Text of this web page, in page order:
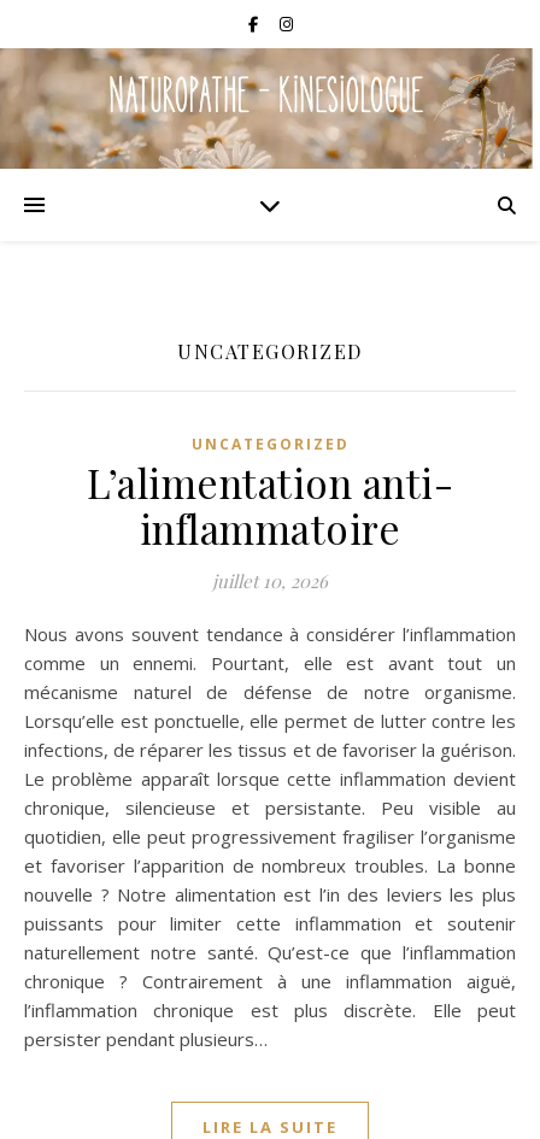
UNCATEGORIZED
UNCATEGORIZED
L’alimentation anti-
inflammatoire
juillet 10, 2026
Nous avons souvent tendance à considérer l’inflammation
comme un ennemi. Pourtant, elle est avant tout un
mécanisme naturel de défense de notre organisme.
Lorsqu’elle est ponctuelle, elle permet de lutter contre les
infections, de réparer les tissus et de favoriser la guérison.
Le problème apparaît lorsque cette inflammation devient
chronique, silencieuse et persistante. Peu visible au
quotidien, elle peut progressivement fragiliser l’organisme
et favoriser l’apparition de nombreux troubles. La bonne
nouvelle ? Notre alimentation est l’in des leviers les plus
puissants pour limiter cette inflammation et soutenir
naturellement notre santé. Qu’est-ce que l’inflammation
chronique ? Contrairement à une inflammation aiguë,
l’inflammation chronique est plus discrète. Elle peut
persister pendant plusieurs…
LIRE LA SUITE